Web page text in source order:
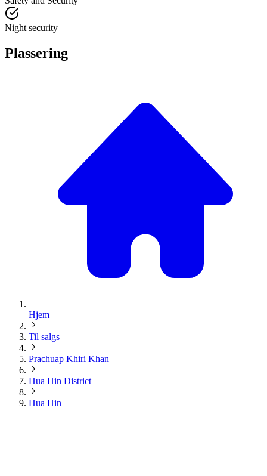
Night security
Plassering
Hjem
Til salgs
Prachuap Khiri Khan
Hua Hin District
Hua Hin